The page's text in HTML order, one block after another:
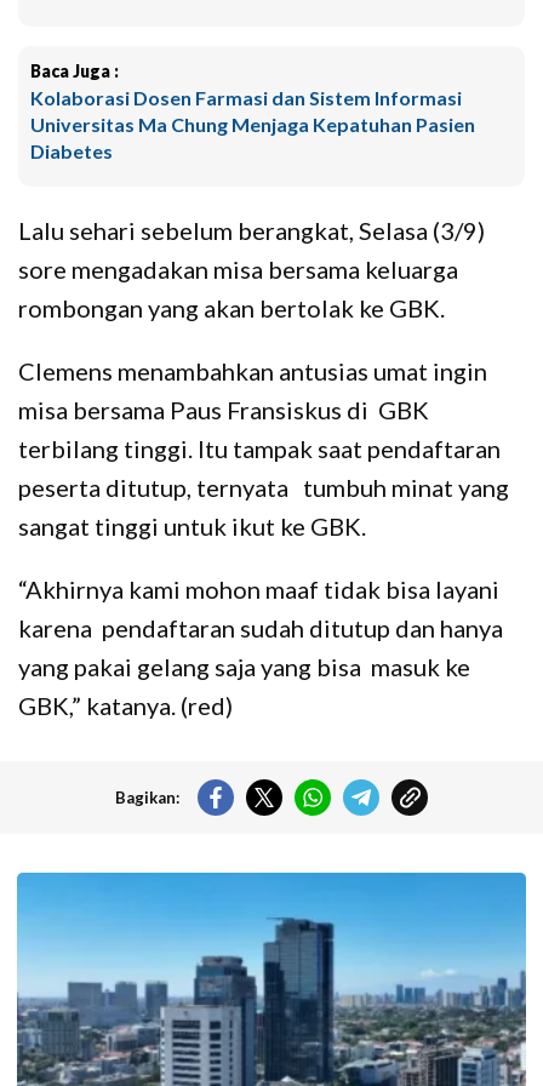
Baca Juga :
Kolaborasi Dosen Farmasi dan Sistem Informasi
Universitas Ma Chung Menjaga Kepatuhan Pasien
Diabetes
Lalu sehari sebelum berangkat, Selasa (3/9)
sore mengadakan misa bersama keluarga
rombongan yang akan bertolak ke GBK.
Clemens menambahkan antusias umat ingin
misa bersama Paus Fransiskus di GBK
terbilang tinggi. Itu tampak saat pendaftaran
peserta ditutup, ternyata tumbuh minat yang
sangat tinggi untuk ikut ke GBK.
“Akhirnya kami mohon maaf tidak bisa layani
karena pendaftaran sudah ditutup dan hanya
yang pakai gelang saja yang bisa masuk ke
GBK,” katanya. (red)
Bagikan: